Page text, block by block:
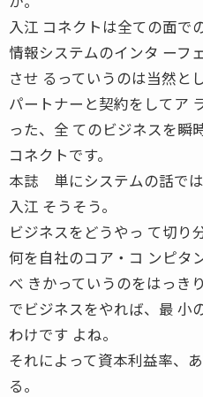
入江 コネクトは全ての面で
情報システムのインタ ーフ
させ るっていうのは当然と
パートナーと契約をしてア
った、全 てのビジネスを瞬
コネクトです。
本誌 単にシステムの話では
入江 そうそう。
ビジネスをどうやっ て切り
何を自社のコア・コ ンピタ
べ きかっていうのをはっき
でビジネスをやれば、最 小
わけです よね。
それによって資本利益率、
る。